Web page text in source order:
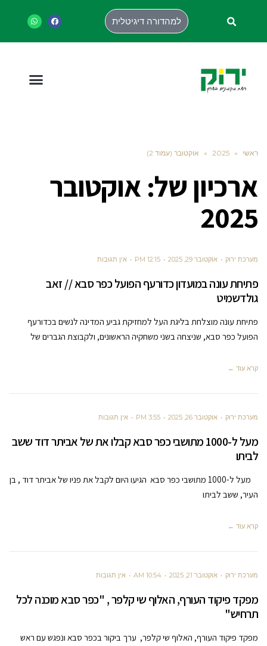
למהדורה דיגיטלית
ראשי »
2025
» אוקטובר (עמוד 2)
ארכיון של: אוקטובר
2025
מערכת ירוק אוקטובר 29, 2025 12:15 PM אין תגובות
פתיחת עונה במועדון כדורעף הפועל כפר סבא // זאב
גולדשמיט
פתיחת עונה מוצלחת בליגת העל למחזיקת גביע המדינה לנשים בכדורעף
הפועל כפר סבא, שניצחה בשני משחקיה הראשונים, ולקבוצת הגברים של
קרא עוד ←
מערכת ירוק אוקטובר 26, 2025 3:55 PM אין תגובות
מעל ל-1000 מתושבי כפר סבא קבלו את של אביתר דוד ששב
לביתו
מעל ל-1000 מתושבי כפר סבא הגיעו היום לקבל את פניו של אביתר דוד , בן
העיר, ששב לביתו
קרא עוד ←
מערכת ירוק אוקטובר 21, 2025 10:54 AM אין תגובות
מפקד פיקוד העורף, האלוף שי קלפר , "כפר סבא מוכנה לכל
תרחיש"
מפקד פיקוד העורף, האלוף שי קלפר, ערך ביקור בכפר סבא ונפגש עם ראש